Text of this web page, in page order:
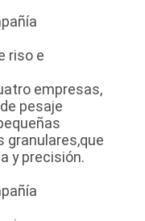
empresas,
pesaje
granulares,que
y precisión.